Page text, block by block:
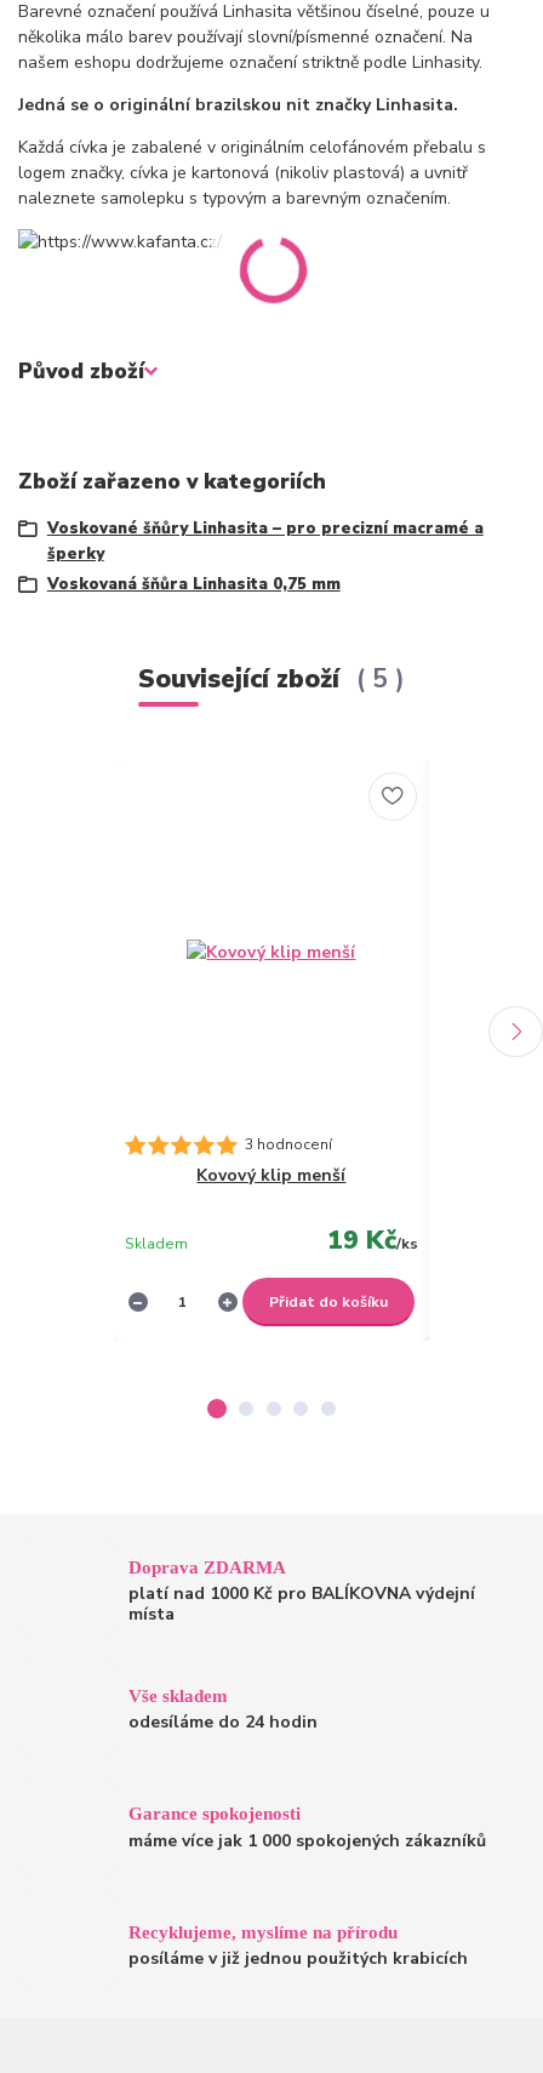
Barevné označení používá Linhasita většinou číselné, pouze u
několika málo barev používají slovní/písmenné označení. Na
našem eshopu dodržujeme označení striktně podle Linhasity.
Jedná se o originální brazilskou nit značky Linhasita.
Každá cívka je zabalené v originálním celofánovém přebalu s
logem značky, cívka je kartonová (nikoliv plastová) a uvnitř
naleznete samolepku s typovým a barevným označením.
Původ zboží
Zboží zařazeno v kategoriích
Voskované šňůry Linhasita – pro precizní macramé a
šperky
Voskovaná šňůra Linhasita 0,75 mm
Související zboží 5
3 hodnocení
Kovový klip menší
19 Kč/ks
Skladem
Přidat do košíku
Doprava ZDARMA
platí nad 1000 Kč pro BALÍKOVNA výdejní
místa
Vše skladem
odesíláme do 24 hodin
Garance spokojenosti
máme více jak 1 000 spokojených zákazníků
Recyklujeme, myslíme na přírodu
posíláme v již jednou použitých krabicích